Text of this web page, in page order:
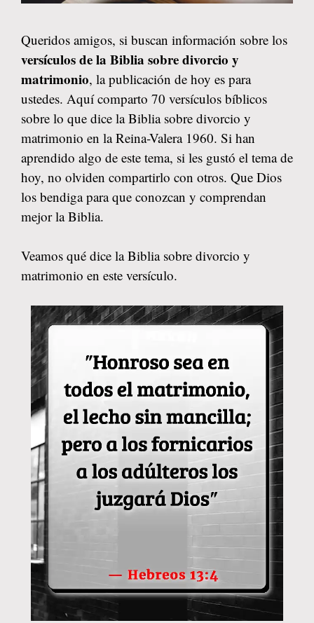
Queridos amigos, si buscan información sobre los
versículos de la Biblia sobre divorcio y
matrimonio, la publicación de hoy es para
ustedes. Aquí comparto 70 versículos bíblicos
sobre lo que dice la Biblia sobre divorcio y
matrimonio en la Reina-Valera 1960. Si han
aprendido algo de este tema, si les gustó el tema de
hoy, no olviden compartirlo con otros. Que Dios
los bendiga para que conozcan y comprendan
mejor la Biblia.
Veamos qué dice la Biblia sobre divorcio y
matrimonio en este versículo.